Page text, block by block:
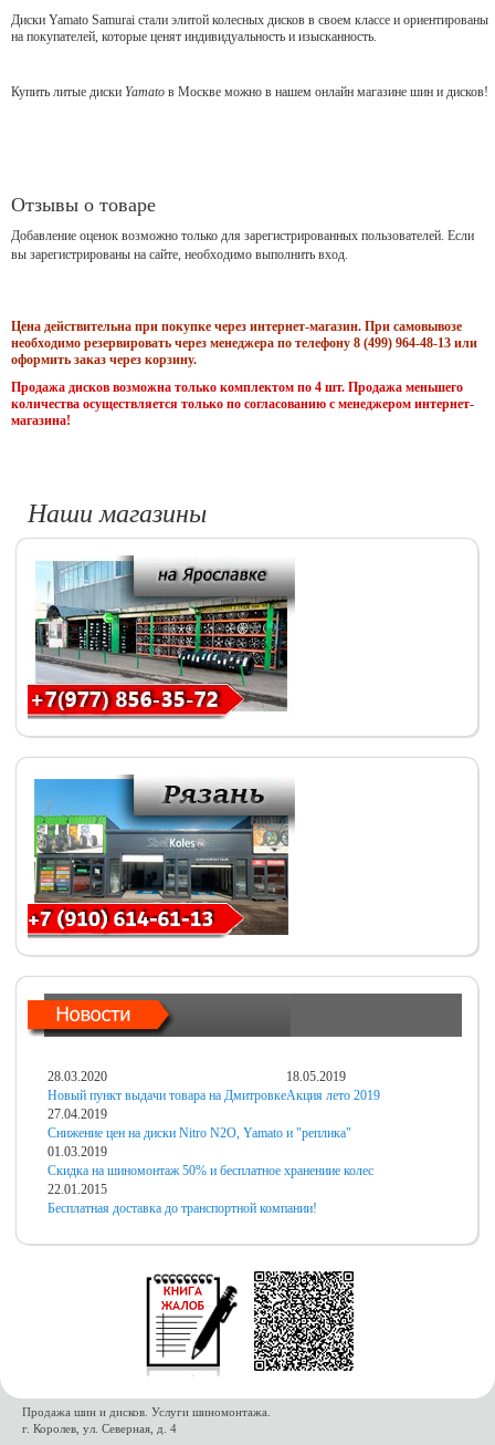
Диски Yamato Samurai стали элитой колесных дисков в своем классе и ориентированы
на покупателей, которые ценят индивидуальность и изысканность.
Купить литые диски Yamato в Москве можно в нашем онлайн магазине шин и дисков!
Отзывы о товаре
Добавление оценок возможно только для зарегистрированных пользователей. Если
вы зарегистрированы на сайте, необходимо выполнить вход.
Цена действительна при покупке через интернет-магазин. При самовывозе
необходимо резервировать через менеджера по телефону 8 (499) 964-48-13 или
оформить заказ через корзину.
Продажа дисков возможна только комплектом по 4 шт. Продажа меньшего
количества осуществляется только по согласованию с менеджером интернет-
магазина!
Наши магазины
28.03.2020
Новый пункт выдачи товара на Дмитровке
18.05.2019
Акция лето 2019
27.04.2019
Снижение цен на диски Nitro N2O, Yamato и "реплика"
01.03.2019
Скидка на шиномонтаж 50% и бесплатное хранениие колес
22.01.2015
Бесплатная доставка до транспортной компании!
Продажа шин и дисков. Услуги шиномонтажа.
г. Королев, ул. Северная, д. 4